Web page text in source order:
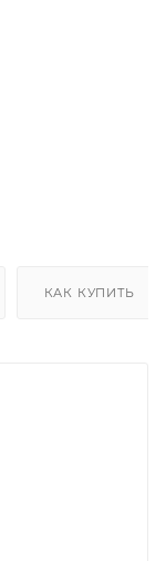
КАК КУПИТЬ